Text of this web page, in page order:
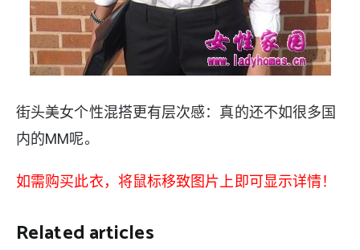
街头美女个性混搭更有层次感：真的还不如很多国
内的MM呢。
如需购买此衣，将鼠标移致图片上即可显示详情！
Related articles